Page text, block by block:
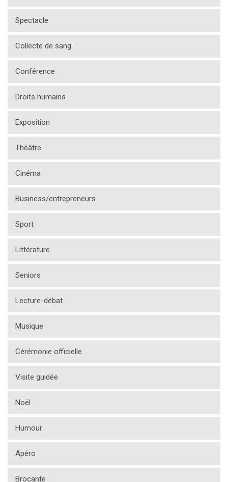
Spectacle
Collecte de sang
Conférence
Droits humains
Exposition
Théâtre
Cinéma
Business/entrepreneurs
Sport
Littérature
Seniors
Lecture-débat
Musique
Cérémonie officielle
Visite guidée
Noël
Humour
Apéro
Brocante